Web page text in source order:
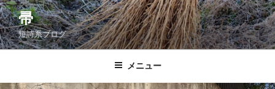
コ
ン
テ
ン
帚
短詩系ブログ
メニュー